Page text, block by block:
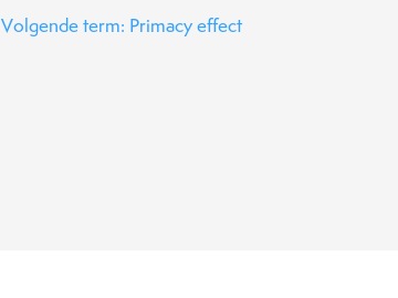
Volgende term: Primacy effect